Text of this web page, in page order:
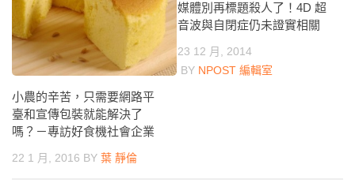
小農的辛苦，只需要網路平
臺和宣傳包裝就能解決了
嗎？－專訪好食機社會企業
22 1 月, 2016 BY 葉 靜倫
媒體別再標題殺人了！4D 超
音波與自閉症仍未證實相關
23 12 月, 2014
BY NPOST 編輯室